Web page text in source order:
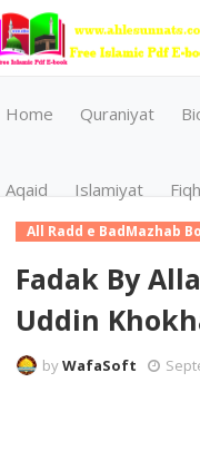
Home Quraniyat
Aqaid Islamiyat
All Radd e BadMazhab
Fadak By
byWafaSoft